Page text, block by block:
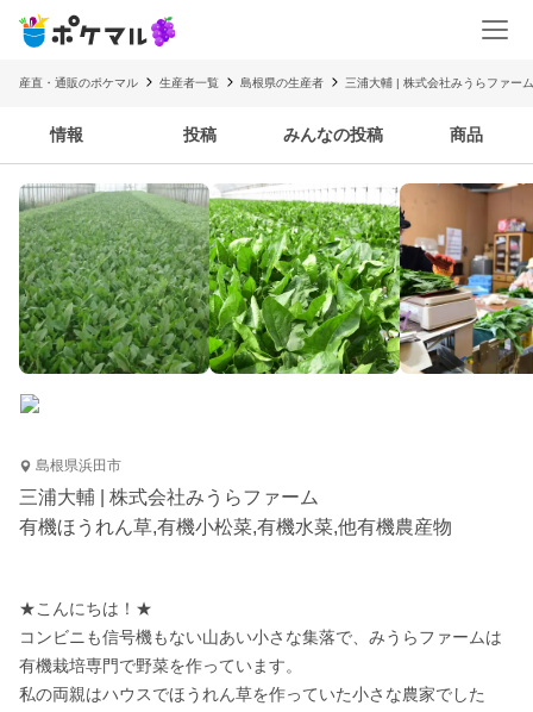
産直・通販のポケマル 生産者一覧 島根県の生産者 三浦大輔 | 株式会社みうらファーム
情報 投稿 みんなの投稿 商品
島根県浜田市
三浦大輔 | 株式会社みうらファーム
有機ほうれん草,有機小松菜,有機水菜,他有機農産物
★こんにちは！★
コンビニも信号機もない山あい小さな集落で、みうらファームは
有機栽培専門で野菜を作っています。
私の両親はハウスでほうれん草を作っていた小さな農家でした